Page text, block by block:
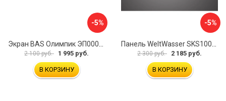
-5%
2 100 руб. 1 995 руб.
В КОРЗИНУ
-5%
2 300 руб. 2 185 руб.
В КОРЗИНУ